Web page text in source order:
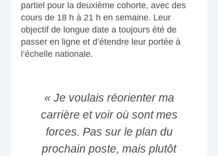
partiel pour la deuxième cohorte, avec des
cours de 18 h à 21 h en semaine. Leur
objectif de longue date a toujours été de
passer en ligne et d’étendre leur portée à
l’échelle nationale.
« Je voulais réorienter ma
carrière et voir où sont mes
forces. Pas sur le plan du
prochain poste, mais plutôt